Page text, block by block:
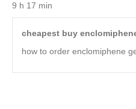
9 h 17 min
cheapest buy
how to order enclomiphene